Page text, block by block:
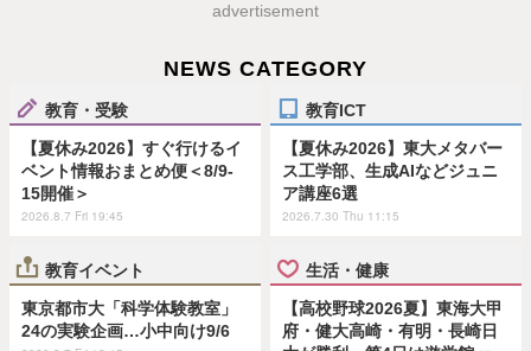
advertisement
NEWS CATEGORY
教育・受験
【夏休み2026】すぐ行けるイ
ベント情報おまとめ便＜8/9-
15開催＞
2026.8.7 Fri 19:45
教育ICT
【夏休み2026】東大メタバー
ス工学部、生成AIなどジュニ
ア講座6選
2026.7.30 Thu 11:15
教育イベント
東京都市大「科学体験教室」
24の実験企画…小中向け9/6
生活・健康
【高校野球2026夏】東海大甲
府・健大高崎・有明・長崎日